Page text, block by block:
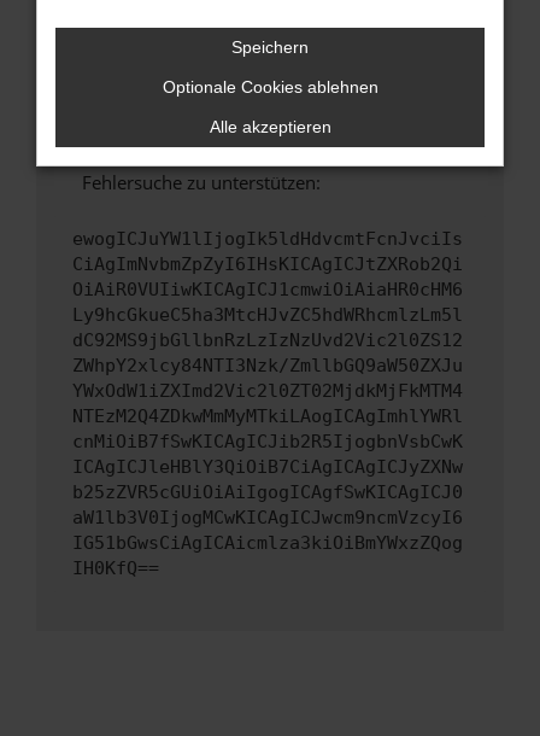
Wende dich an den Webseitenbetreiber.
Wenn du alle oben genannten Schritte versucht
hast, kontaktiere uns bitte. Wir werden
versuchen, das Problem zu beheben. Du kannst
uns diesen Text schicken, um uns bei der
Fehlersuche zu unterstützen:
ewogICJuYW1lIjogIk5ldHdvcmtFcnJvciIs
CiAgImNvbmZpZyI6IHsKICAgICJtZXRob2Qi
OiAiR0VUIiwKICAgICJ1cmwiOiAiaHR0cHM6
Ly9hcGkueC5ha3MtcHJvZC5hdWRhcmlzLm5l
dC92MS9jbGllbnRzLzIzNzUvd2Vic2l0ZS12
ZWhpY2xlcy84NTI3Nzk/ZmllbGQ9aW50ZXJu
YWxOdW1iZXImd2Vic2l0ZT02MjdkMjFkMTM4
NTEzM2Q4ZDkwMmMyMTkiLAogICAgImhlYWRl
cnMiOiB7fSwKICAgICJib2R5IjogbnVsbCwK
ICAgICJleHBlY3QiOiB7CiAgICAgICJyZXNw
b25zZVR5cGUiOiAiIgogICAgfSwKICAgICJ0
aW1lb3V0IjogMCwKICAgICJwcm9ncmVzcyI6
IG51bGwsCiAgICAicmlza3kiOiBmYWxzZQog
IH0KfQ==
Speichern
Optionale Cookies ablehnen
Alle akzeptieren